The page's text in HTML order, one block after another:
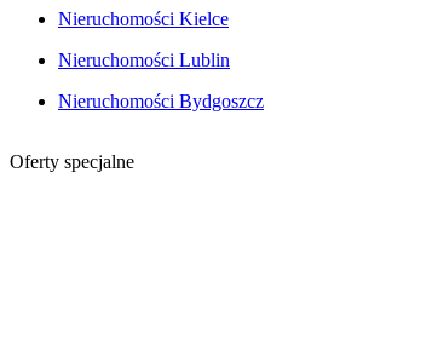
Nieruchomości Kielce
Nieruchomości Lublin
Nieruchomości Bydgoszcz
Oferty specjalne